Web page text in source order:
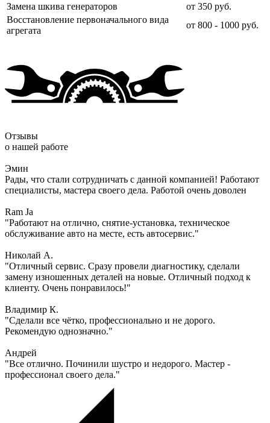
Замена шкива генераторов
от 350 руб.
Восстановление первоначального вида
агрегата
от 800 - 1000 руб.
Отзывы
о нашей работе
Эмин
Рады, что стали сотрудничать с данной компанией! Работают
специалисты, мастера своего дела. Работой очень доволен
Ram Ja
"Работают на отлично, снятие-установка, техническое
обслуживание авто на месте, есть автосервис."
Николай А.
"Отличный сервис. Сразу провели диагностику, сделали
замену изношенных деталей на новые. Отличный подход к
клиенту. Очень понравилось!"
Владимир К.
"Сделали все чётко, профессионально и не дорого.
Рекомендую однозначно."
Андрей
"Все отлично. Починили шустро и недорого. Мастер -
профессионал своего дела."